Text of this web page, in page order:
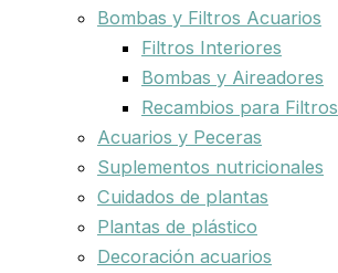
Bombas y Filtros Acuarios
Filtros Interiores
Bombas y Aireadores
Recambios para Filtros
Acuarios y Peceras
Suplementos nutricionales
Cuidados de plantas
Plantas de plástico
Decoración acuarios